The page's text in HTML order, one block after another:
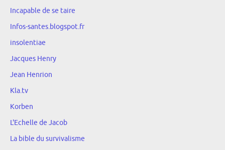
Incapable de se taire
Infos-santes.blogspot.fr
insolentiae
Jacques Henry
Jean Henrion
Kla.tv
Korben
L'Echelle de Jacob
La bible du survivalisme